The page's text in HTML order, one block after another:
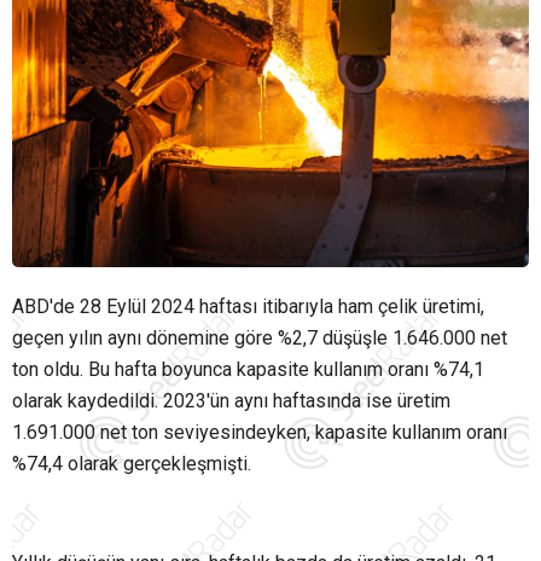
ABD'de 28 Eylül 2024 haftası itibarıyla ham çelik üretimi,
geçen yılın aynı dönemine göre %2,7 düşüşle 1.646.000 net
ton oldu. Bu hafta boyunca kapasite kullanım oranı %74,1
olarak kaydedildi. 2023'ün aynı haftasında ise üretim
1.691.000 net ton seviyesindeyken, kapasite kullanım oranı
%74,4 olarak gerçekleşmişti.